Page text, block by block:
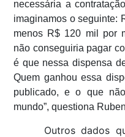
necessária a
imaginamos o seguinte:
menos R$ 120 mil por
não conseguiria pagar
é que nessa dispensa
Quem ganhou essa
publicado, e o que
mundo”, questiona
Outros dados que